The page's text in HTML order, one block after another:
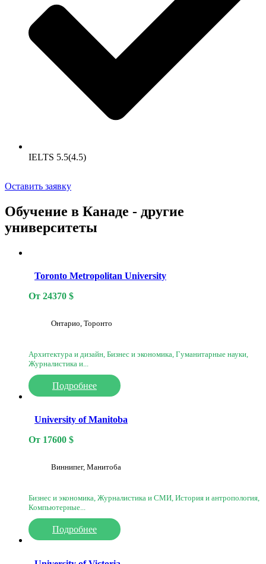
IELTS 5.5(4.5)
Оставить заявку
Обучение в Канаде - другие
университеты
Toronto Metropolitan University
От 24370 $
Онтарио, Торонто
Архитектура и дизайн, Бизнес и экономика, Гуманитарные науки,
Журналистика и...
Подробнее
University of Manitoba
От 17600 $
Виннипег, Манитоба
Бизнес и экономика, Журналистика и СМИ, История и антропология,
Компьютерные...
Подробнее